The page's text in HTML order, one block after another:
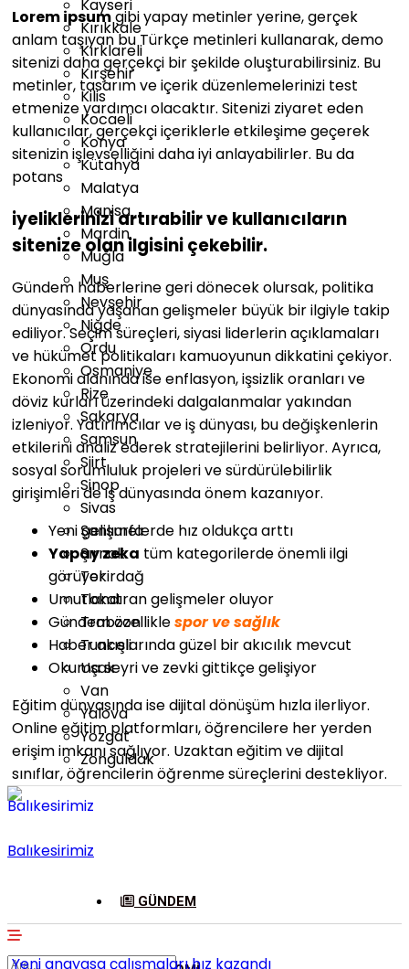
Kayseri
Kırıkkale
Kırklareli
Kırşehir
Kilis
Kocaeli
Konya
Kütahya
Malatya
Manisa
Mardin
Muğla
Muş
Nevşehir
Niğde
Ordu
Osmaniye
Rize
Sakarya
Samsun
Siirt
Sinop
Sivas
Şanlıurfa
Şırnak
Tekirdağ
Tokat
Trabzon
Tunceli
Uşak
Van
Yalova
Yozgat
Zonguldak
Balıkesirimiz
GÜNDEM
Yeni anayasa çalışmaları hız kazandı
Lorem ipsumgibi yapay metinler yerine, gerçek
anlam taşıyan bu Türkçe metinleri kullanarak, demo
sitenizi daha gerçekçi bir şekilde oluşturabilirsiniz. Bu
metinler, tasarım ve içerik düzenlemelerinizi test
etmenize yardımcı olacaktır. Sitenizi ziyaret eden
kullanıcılar, gerçekçi içeriklerle etkileşime geçerek
sitenizin işlevselliğini daha iyi anlayabilirler. Bu da
potans
iyeliklerinizi artırabilir ve kullanıcıların
sitenize olan ilgisini çekebilir.
Gündem haberlerine geri dönecek olursak, politika
dünyasında yaşanan gelişmeler büyük bir ilgiyle takip
ediliyor. Seçim süreçleri, siyasi liderlerin açıklamaları
ve hükümet politikaları kamuoyunun dikkatini çekiyor.
Ekonomi alanında ise enflasyon, işsizlik oranları ve
döviz kurları üzerindeki dalgalanmalar yakından
izleniyor. Yatırımcılar ve iş dünyası, bu değişkenlerin
etkilerini analiz ederek stratejilerini belirliyor. Ayrıca,
sosyal sorumluluk projeleri ve sürdürülebilirlik
girişimleri de iş dünyasında önem kazanıyor.
Yeni gelişmelerde hız oldukça arttı
Yapay zeka tüm kategorilerde önemli ilgi
görüyor
Umutlandıran gelişmeler oluyor
Gündem özelliklespor ve sağlık
Haber akışlarında güzel bir akıcılık mevcut
Okuma seyri ve zevki gittikçe gelişiyor
Eğitim dünyasında ise dijital dönüşüm hızla ilerliyor.
Online eğitim platformları, öğrencilere her yerden
erişim imkanı sağlıyor. Uzaktan eğitim ve dijital
sınıflar, öğrencilerin öğrenme süreçlerini destekliyor.